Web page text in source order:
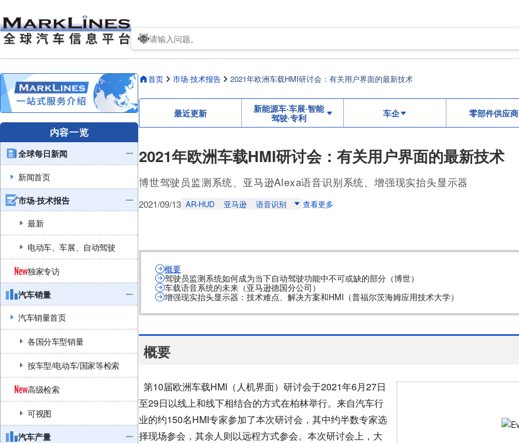
内容一览
全球每日新闻
新闻首页
市场·技术报告
最新
电动车、车展、自动驾驶
独家专访
汽车销量
汽车销量首页
各国分车型销量
按车型/电动车/国家等检索
高级检索
可视图
汽车产量
首页 市场·技术报告 2021年欧洲车载HMI研讨会：有关用户界面的最新技术
最近更新
新能源车·车展·智能
驾驶·专利
车企 零部件供应商
2021年欧洲车载HMI研讨会：有关用户界面的最新技术
博世驾驶员监测系统、亚马逊Alexa语音识别系统、增强现实抬头显示器
2021/09/13 AR-HUD 亚马逊 语音识别 查看更多
概要
驾驶员监测系统如何成为当下自动驾驶功能中不可或缺的部分（博世）
车载语音系统的未来（亚马逊德国分公司）
增强现实抬头显示器：技术难点、解决方案和HMI（普福尔茨海姆应用技术大学）
概要
第10届欧洲车载HMI（人机界面）研讨会于2021年6月27日
至29日以线上和线下相结合的方式在柏林举行。 来自汽车行
业的约150名HMI专家参加了本次研讨会，其中约半数专家选
择现场参会，其余人则以远程方式参会。本次研讨会上，大